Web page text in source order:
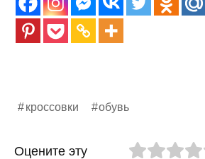
кроссовки обувь
Оцените эту